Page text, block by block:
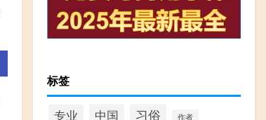
标签
专业 中国 习俗 作者